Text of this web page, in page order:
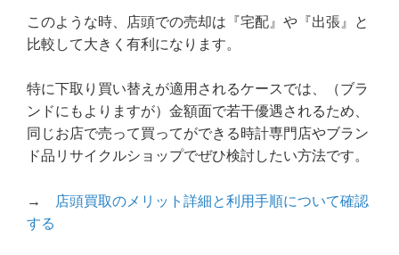
このような時、店頭での売却は『宅配』や『出張』と
比較して大きく有利になります。
特に下取り買い替えが適用されるケースでは、（ブラ
ンドにもよりますが）金額面で若干優遇されるため、
同じお店で売って買ってができる時計専門店やブラン
ド品リサイクルショップでぜひ検討したい方法です。
→
店頭買取のメリット詳細と利用手順について確認
する